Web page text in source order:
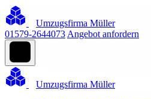
Umzugsfirma Müller
01579-2644073 Angebot anfordern
Umzugsfirma Müller